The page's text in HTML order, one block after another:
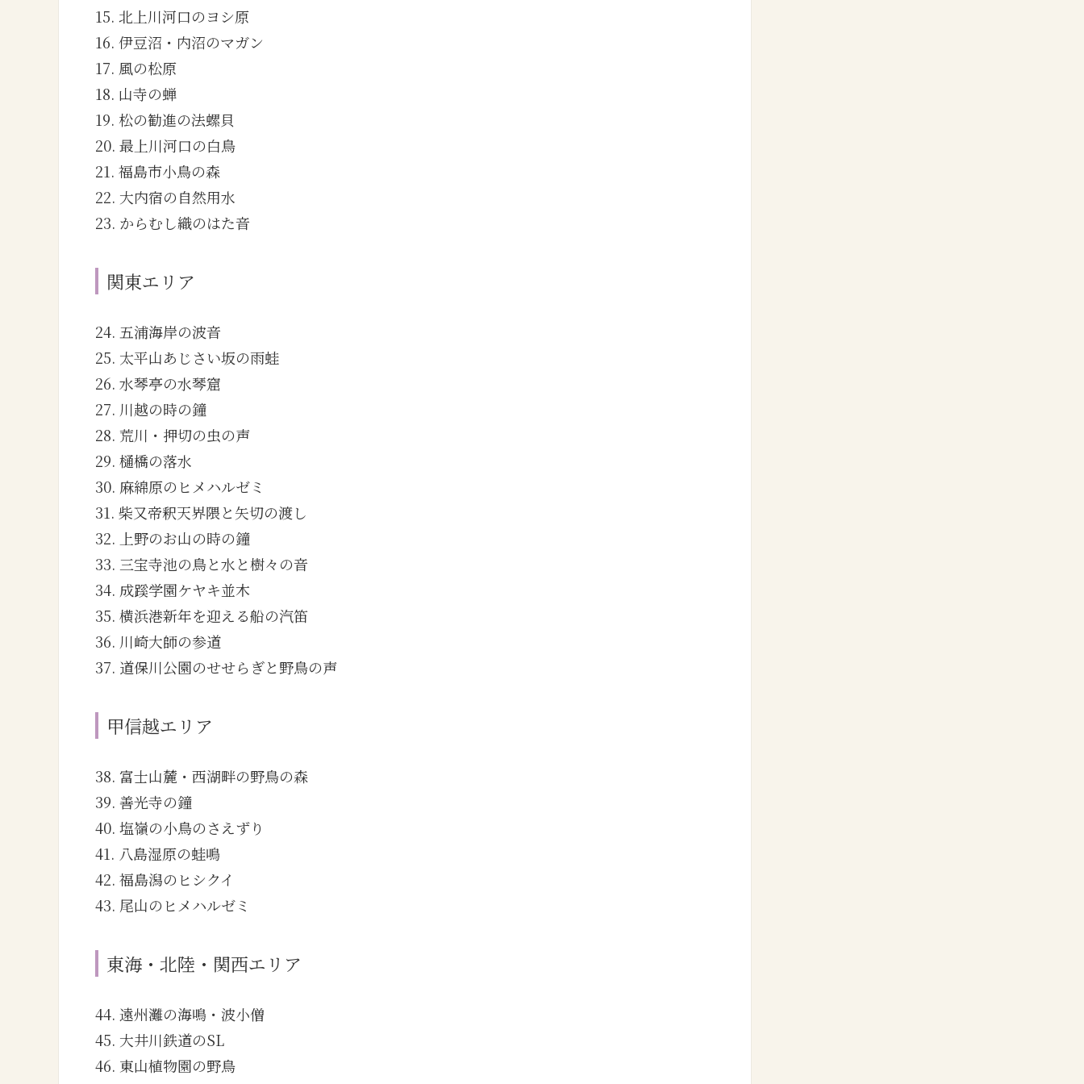
15. 北上川河口のヨシ原
16. 伊豆沼・内沼のマガン
17. 風の松原
18. 山寺の蝉
19. 松の勧進の法螺貝
20. 最上川河口の白鳥
21. 福島市小鳥の森
22. 大内宿の自然用水
23. からむし織のはた音
関東エリア
24. 五浦海岸の波音
25. 太平山あじさい坂の雨蛙
26. 水琴亭の水琴窟
27. 川越の時の鐘
28. 荒川・押切の虫の声
29. 樋橋の落水
30. 麻綿原のヒメハルゼミ
31. 柴又帝釈天界隈と矢切の渡し
32. 上野のお山の時の鐘
33. 三宝寺池の鳥と水と樹々の音
34. 成蹊学園ケヤキ並木
35. 横浜港新年を迎える船の汽笛
36. 川崎大師の参道
37. 道保川公園のせせらぎと野鳥の声
甲信越エリア
38. 富士山麓・西湖畔の野鳥の森
39. 善光寺の鐘
40. 塩嶺の小鳥のさえずり
41. 八島湿原の蛙鳴
42. 福島潟のヒシクイ
43. 尾山のヒメハルゼミ
東海・北陸・関西エリア
44. 遠州灘の海鳴・波小僧
45. 大井川鉄道のSL
46. 東山植物園の野鳥